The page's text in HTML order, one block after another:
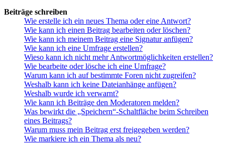
Beiträge schreiben
Wie erstelle ich ein neues Thema oder eine Antwort?
Wie kann ich einen Beitrag bearbeiten oder löschen?
Wie kann ich meinem Beitrag eine Signatur anfügen?
Wie kann ich eine Umfrage erstellen?
Wieso kann ich nicht mehr Antwortmöglichkeiten erstellen?
Wie bearbeite oder lösche ich eine Umfrage?
Warum kann ich auf bestimmte Foren nicht zugreifen?
Weshalb kann ich keine Dateianhänge anfügen?
Weshalb wurde ich verwarnt?
Wie kann ich Beiträge den Moderatoren melden?
Was bewirkt die „Speichern“-Schaltfläche beim Schreiben
eines Beitrags?
Warum muss mein Beitrag erst freigegeben werden?
Wie markiere ich ein Thema als neu?